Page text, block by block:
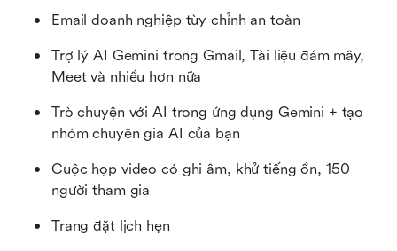
Email doanh nghiệp tùy chỉnh an toàn
Trợ lý AI Gemini trong Gmail, Tài liệu đám mây,
Meet và nhiều hơn nữa
Trò chuyện với AI trong ứng dụng Gemini + tạo
nhóm chuyên gia AI của bạn
Cuộc họp video có ghi âm, khử tiếng ồn, 150
người tham gia
Trang đặt lịch hẹn